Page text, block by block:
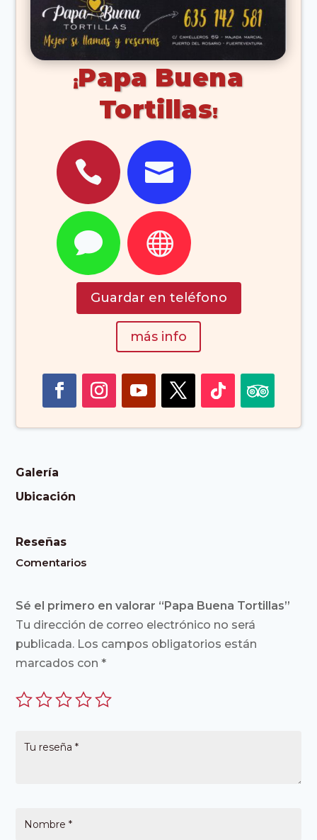
Papa Buena
Tortillas
 
 
Guardar en teléfono
más info
Galería
Ubicación
Reseñas
Comentarios
Sé el primero en valorar “Papa Buena Tortillas”
Tu dirección de correo electrónico no será
publicada. Los campos obligatorios están
marcados con*